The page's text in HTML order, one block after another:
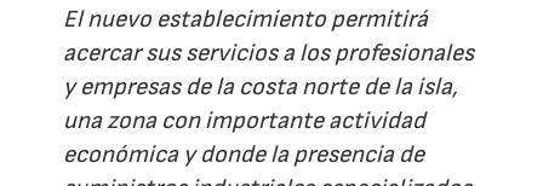
El nuevo establecimiento permitirá
acercar sus servicios a los profesionales
y empresas de la costa norte de la isla,
una zona con importante actividad
económica y donde la presencia de